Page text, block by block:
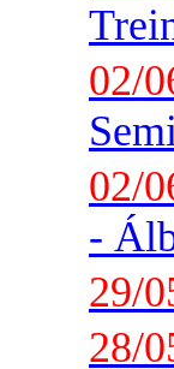
02/
02/
-
29/
28/